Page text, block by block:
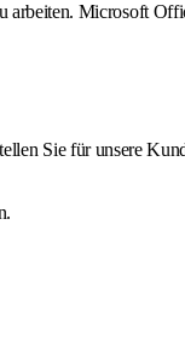
arbeiten. Microsoft
Sie für unsere